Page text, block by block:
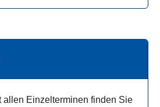
allen Einzelterminen finden Sie